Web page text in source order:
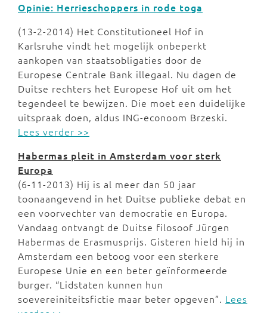
Opinie: Herrieschoppers in rode toga
(13-2-2014) Het Constitutioneel Hof in
Karlsruhe vindt het mogelijk onbeperkt
aankopen van staatsobligaties door de
Europese Centrale Bank illegaal. Nu dagen de
Duitse rechters het Europese Hof uit om het
tegendeel te bewijzen. Die moet een duidelijke
uitspraak doen, aldus ING-econoom Brzeski.
Lees verder >>
Habermas pleit in Amsterdam voor sterk
Europa
(6-11-2013) Hij is al meer dan 50 jaar
toonaangevend in het Duitse publieke debat en
een voorvechter van democratie en Europa.
Vandaag ontvangt de Duitse filosoof Jürgen
Habermas de Erasmusprijs. Gisteren hield hij in
Amsterdam een betoog voor een sterkere
Europese Unie en een beter geïnformeerde
burger. “Lidstaten kunnen hun
soevereiniteitsfictie maar beter opgeven”. Lees